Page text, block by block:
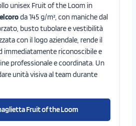
unisex Fruit of the Loom in
da 145 g/m², con maniche dal
busto tubolare e vestibilità
con il logo aziendale, rende il
immediatamente riconoscibile e
professionale e coordinata. Un
unità visiva al team durante
Fruit of the Loom